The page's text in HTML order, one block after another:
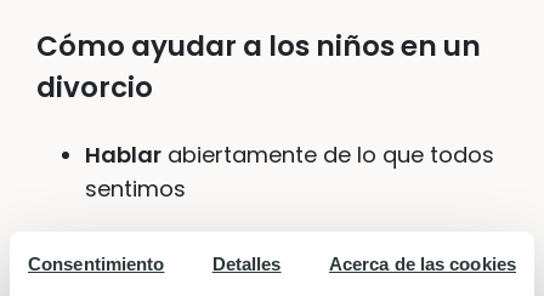
Consentimiento Detalles Acerca de las cookies
Cómo ayudar a los niños en un
divorcio
Hablar abiertamente de lo que todos
sentimos
sin miedo a llorar o a sentirnos tristes